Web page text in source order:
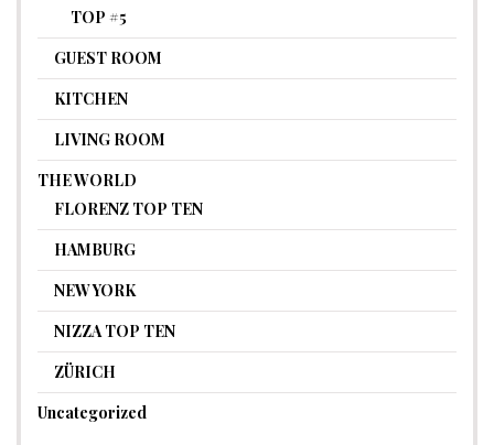
TOP #5
GUEST ROOM
KITCHEN
LIVING ROOM
THE WORLD
FLORENZ TOP TEN
HAMBURG
NEW YORK
NIZZA TOP TEN
ZÜRICH
Uncategorized